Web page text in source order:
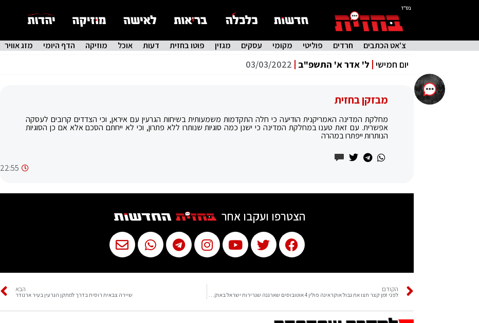
בס"ד
צ'אט הכתבים חרדים פוליטי מקומי עסקים מגזין פוטו בחזית דעות אוכל מוזיקה הדף היומי מזג אוויר
יום חמישי ל' אדר א' התשפ"ב 03/03/2022
מבזקן בחזית
מחלקת המדינה האמריקנית הודיעה כי חלה התקדמות משמעותית בשיחות הגרעין עם איראן, וכי הצדדים קרובים לעסקה
אפשרית. עם זאת טענו במחלקת המדינה כי ישנן כמה סוגיות שנותרו ללא פתרון, וכי לא ייחתם הסכם אלא אם כן הסוגיות
הנותרות ייפתרו במהרה
22:55
הצטרפו ועקבו אחר
הקודם
לפני זמן קצר חצו את גבול אוקראינה פולין 4 אוטובוסים שארגנה שגרירות ישראל באוקראינה
הבא
שיירה צבאית רוסית בדרך למתקן הגרעין בעיר ארנודר